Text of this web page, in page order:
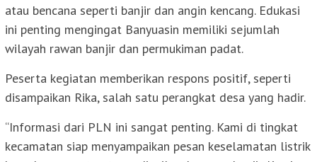
atau bencana seperti banjir dan angin kencang. Edukasi
ini penting mengingat Banyuasin memiliki sejumlah
wilayah rawan banjir dan permukiman padat.
Peserta kegiatan memberikan respons positif, seperti
disampaikan Rika, salah satu perangkat desa yang hadir.
“Informasi dari PLN ini sangat penting. Kami di tingkat
kecamatan siap menyampaikan pesan keselamatan listrik